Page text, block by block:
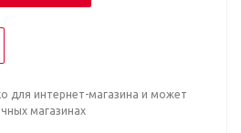
для интернет-магазина и может
магазинах